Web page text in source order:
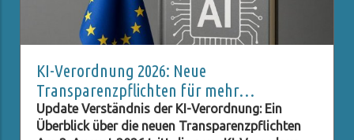
KI-Verordnung 2026: Neue
Transparenzpflichten für mehr
Datenschutz
Update Verständnis der KI-Verordnung: Ein
Überblick über die neuen Transparenzpflichten